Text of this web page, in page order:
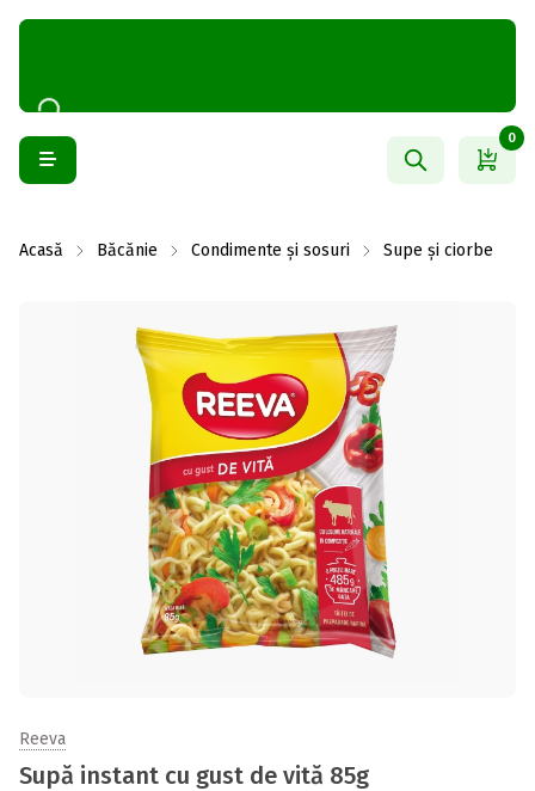
0
Acasă Băcănie Condimente și sosuri Supe și ciorbe
Reeva
Supă instant cu gust de vită 85g